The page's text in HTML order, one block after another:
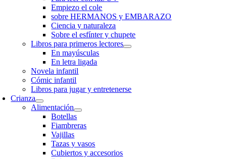
Empiezo el cole
sobre HERMANOS y EMBARAZO
Ciencia y naturaleza
Sobre el esfínter y chupete
Libros para primeros lectores
En mayúsculas
En letra ligada
Novela infantil
Cómic infantil
Libros para jugar y entretenerse
Crianza
Alimentación
Botellas
Fiambreras
Vajillas
Tazas y vasos
Cubiertos y accesorios